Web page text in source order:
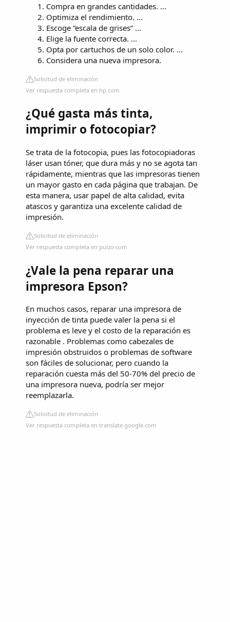
Compra en grandes cantidades. ...
Optimiza el rendimiento. ...
Escoge “escala de grises” ...
Elige la fuente correcta. ...
Opta por cartuchos de un solo color. ...
Considera una nueva impresora.
Solicitud de eliminación
Ver respuesta completa en hp.com
¿Qué gasta más tinta,
imprimir o fotocopiar?
Se trata de la fotocopia, pues las fotocopiadoras
láser usan tóner, que dura más y no se agota tan
rápidamente, mientras que las impresoras tienen
un mayor gasto en cada página que trabajan. De
esta manera, usar papel de alta calidad, evita
atascos y garantiza una excelente calidad de
impresión.
Solicitud de eliminación
Ver respuesta completa en pulzo.com
¿Vale la pena reparar una
impresora Epson?
En muchos casos, reparar una impresora de
inyección de tinta puede valer la pena si el
problema es leve y el costo de la reparación es
razonable . Problemas como cabezales de
impresión obstruidos o problemas de software
son fáciles de solucionar, pero cuando la
reparación cuesta más del 50-70% del precio de
una impresora nueva, podría ser mejor
reemplazarla.
Solicitud de eliminación
Ver respuesta completa en translate.google.com